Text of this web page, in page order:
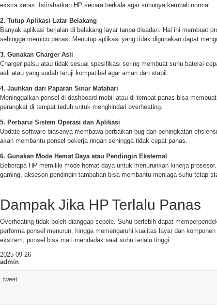
ekstra keras. Istirahatkan HP secara berkala agar suhunya kembali normal.
2. Tutup Aplikasi Latar Belakang
Banyak aplikasi berjalan di belakang layar tanpa disadari. Hal ini membuat
sehingga memicu panas. Menutup aplikasi yang tidak digunakan dapat
3. Gunakan Charger Asli
Charger palsu atau tidak sesuai spesifikasi sering membuat suhu baterai
asli atau yang sudah teruji kompatibel agar aman dan stabil.
4. Jauhkan dari Paparan Sinar Matahari
Meninggalkan ponsel di dashboard mobil atau di tempat panas bisa
perangkat di tempat teduh untuk menghindari overheating.
5. Perbarui Sistem Operasi dan Aplikasi
Update software biasanya membawa perbaikan bug dan peningkatan
akan membantu ponsel bekerja ringan sehingga tidak cepat panas.
6. Gunakan Mode Hemat Daya atau Pendingin Eksternal
Beberapa HP memiliki mode hemat daya untuk menurunkan kinerja
gaming, aksesori pendingin tambahan bisa membantu menjaga suhu tetap
Dampak Jika HP Terlalu Panas
Overheating tidak boleh dianggap sepele. Suhu berlebih dapat
performa ponsel menurun, hingga memengaruhi kualitas layar dan
ekstrem, ponsel bisa mati mendadak saat suhu terlalu tinggi.
2025-09-26
admin
tweet